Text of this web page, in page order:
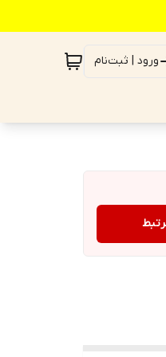
ورود | ثبت‌نام